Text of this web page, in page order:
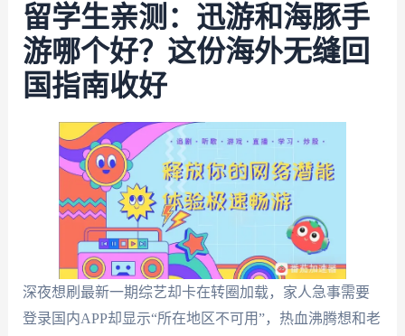
留学生亲测：迅游和海豚手
游哪个好？这份海外无缝回
国指南收好
深夜想刷最新一期综艺却卡在转圈加载，家人急事需要
登录国内APP却显示“所在地区不可用”，热血沸腾想和老